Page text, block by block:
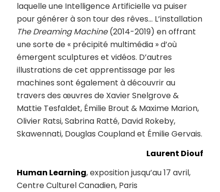
laquelle une Intelligence Artificielle va puiser
pour générer à son tour des rêves… L’installation
The Dreaming Machine(2014-2019) en offrant
une sorte de « précipité multimédia » d’où
émergent sculptures et vidéos. D’autres
illustrations de cet apprentissage par les
machines sont également à découvrir au
travers des œuvres de Xavier Snelgrove &
Mattie Tesfaldet, Émilie Brout & Maxime Marion,
Olivier Ratsi, Sabrina Ratté, David Rokeby,
Skawennati, Douglas Coupland et Émilie Gervais.
Laurent Diouf
Human Learning, exposition jusqu’au 17 avril,
Centre Culturel Canadien, Paris